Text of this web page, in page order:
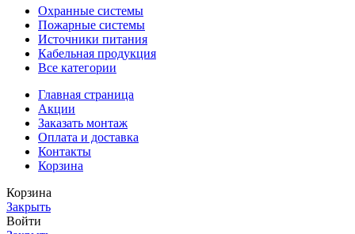
Охранные системы
Пожарные системы
Источники питания
Кабельная продукция
Все категории
Главная страница
Акции
Заказать монтаж
Оплата и доставка
Контакты
Корзина
Корзина
Закрыть
Войти